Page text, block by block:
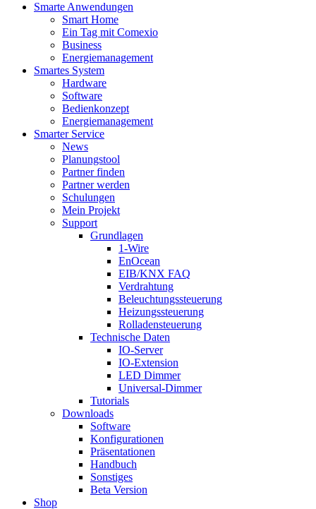
Smarte Anwendungen
Smart Home
Ein Tag mit Comexio
Business
Energiemanagement
Smartes System
Hardware
Software
Bedienkonzept
Energiemanagement
Smarter Service
News
Planungstool
Partner finden
Partner werden
Schulungen
Mein Projekt
Support
Grundlagen
1-Wire
EnOcean
EIB/KNX FAQ
Verdrahtung
Beleuchtungssteuerung
Heizungssteuerung
Rolladensteuerung
Technische Daten
IO-Server
IO-Extension
LED Dimmer
Universal-Dimmer
Tutorials
Downloads
Software
Konfigurationen
Präsentationen
Handbuch
Sonstiges
Beta Version
Shop